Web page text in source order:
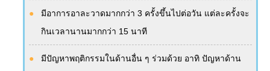
มีอาการอาละวาดมากกว่า 3 ครั้งขึ้นไปต่อวัน แต่ละครั้งจะ
กินเวลานานมากกว่า 15 นาที
มีปัญหาพฤติกรรมในด้านอื่น ๆ ร่วมด้วย อาทิ ปัญหาด้าน